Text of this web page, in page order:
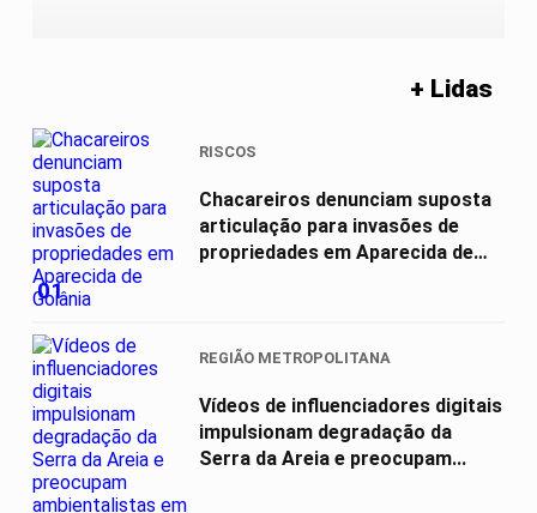
+ Lidas
01
RISCOS
Chacareiros denunciam suposta
articulação para invasões de
propriedades em Aparecida de
REGIÃO METROPOLITANA
Vídeos de influenciadores digitais
impulsionam degradação da
Serra da Areia e preocupam...